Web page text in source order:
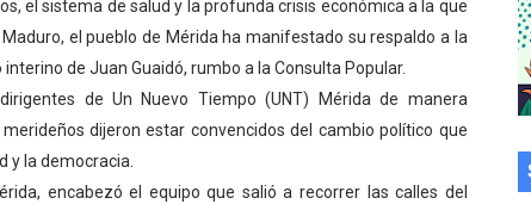
aspirantes al curso de Emergencia Prehospitalaria
de médicos en proceso de ruralidad
en El Vigía con microcréditos a emprendedores y
bacheo en el sector La Montañita
el sistema de salud y la profunda crisis económica a la que
el pueblo de Mérida ha manifestado su respaldo a la
de Juan Guaidó, rumbo a la Consulta Popular.
de Un Nuevo Tiempo (UNT) Mérida de manera
dijeron estar convencidos del cambio político que
y la democracia.
encabezó el equipo que salió a recorrer las calles del